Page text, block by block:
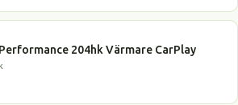
204hk Värmare CarPlay